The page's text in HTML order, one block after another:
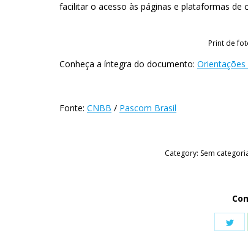
facilitar o acesso às páginas e plataformas de
Print de
Conheça a íntegra do documento:
Fonte: CNBB / Pascom Brasil
Category: Sem